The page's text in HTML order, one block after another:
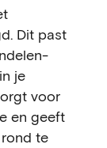
Dit past
je
voor
en geeft
te